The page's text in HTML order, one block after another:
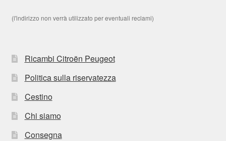
(l'indirizzo non verrà utilizzato per eventuali reclami)
Ricambi Citroën Peugeot
Politica sulla riservatezza
Cestino
Chi siamo
Consegna